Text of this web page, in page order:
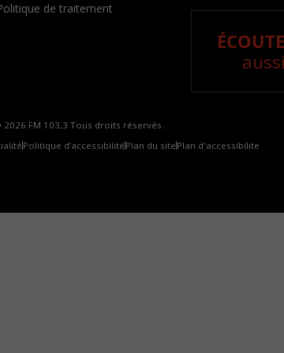
de traitement
2026 FM 103,3 Tous droits réservés.
Politique d’accessibilité Plan du site Plan d'accessibilite